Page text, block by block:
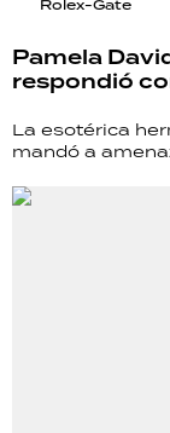
Rolex-Gate
Pamela
respondió
La esotérica
mandó a